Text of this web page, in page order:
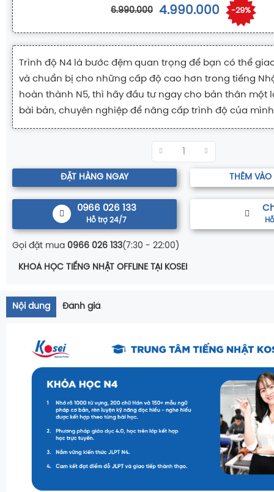
6.990.000 4.990.000 -29%
Trình độ N4 là bước đệm quan trọng để bạn có thể
và chuẩn bị cho những cấp độ cao hơn trong tiếng
hoàn thành N5, thì hãy đầu tư ngay cho bản thân một
bài bản, chuyên nghiệp để nâng cấp trình độ của
ĐẶT HÀNG NGAY THÊM
0966 026 133
Hỗ trợ 24/7
Gọi đặt mua 0966 026 133(7:30 - 22:00)
KHOÁ HỌC TIẾNG NHẬT OFFLINE TẠI KOSEI
Nội dung Đánh giá